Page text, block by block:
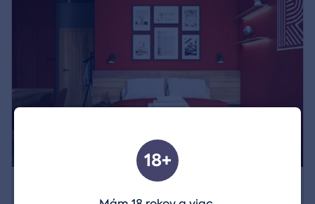
Pobyt v modernom dizajnovom apartmáne v
18+